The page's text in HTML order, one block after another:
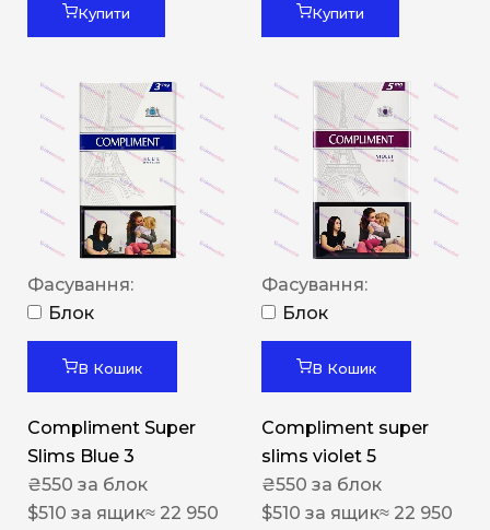
Купити Купити
Фасування:
Блок
В Кошик
Compliment Super
Slims Blue 3
₴550 за блок
$510 за ящик≈ 22 950
Фасування:
Блок
В Кошик
Compliment super
slims violet 5
₴550 за блок
$510 за ящик≈ 22 950